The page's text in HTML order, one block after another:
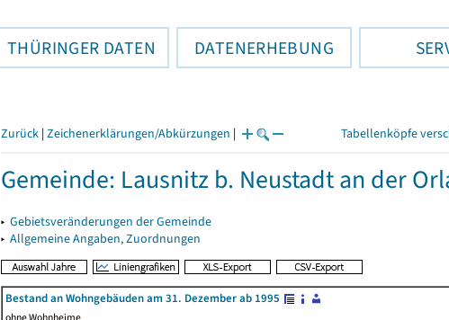
THÜRINGER DATEN DATENERHEBUNG
Zurück | Zeichenerklärungen/Abkürzungen | Tabellenköpfe
Gemeinde: Lausnitz b. Neustadt an der
▸ Gebietsveränderungen der Gemeinde
▸ Allgemeine Angaben, Zuordnungen
Bestand an Wohngebäuden am 31. Dezember ab 1995